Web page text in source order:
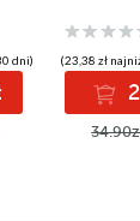
dni) (23,38 zł